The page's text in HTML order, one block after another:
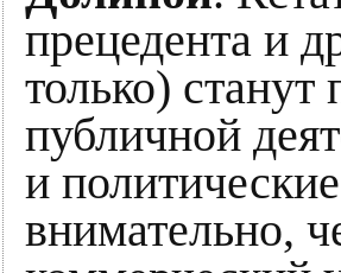
прецедента и
только)
публичной
и
внимательно,